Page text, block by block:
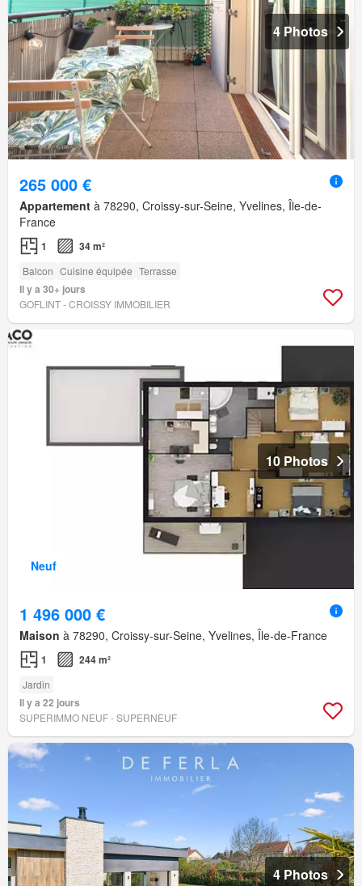
4 Photos
265 000 €
Appartement à 78290, Croissy-sur-Seine, Yvelines, Île-de-
France
1 34 m²
Balcon Cuisine équipée Terrasse
Il y a 30+ jours
GOFLINT - CROISSY IMMOBILIER
Neuf
10 Photos
1 496 000 €
Maison à 78290, Croissy-sur-Seine, Yvelines, Île-de-France
1 244 m²
Jardin
Il y a 22 jours
SUPERIMMO NEUF - SUPERNEUF
4 Photos